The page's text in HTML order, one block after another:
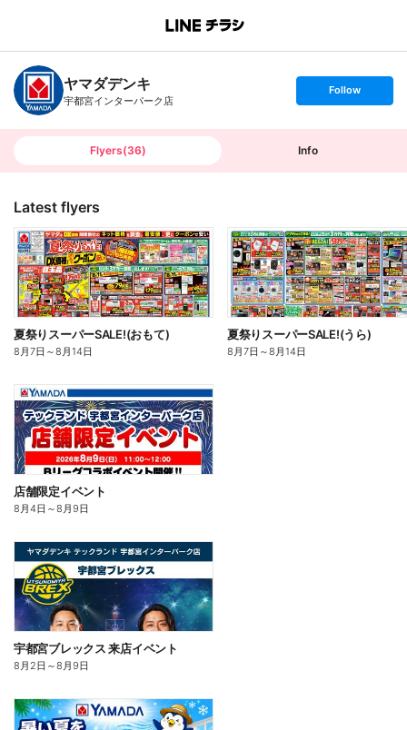
B
n
c
h
T
ヤマダデンキ
宇都宮インターパーク店
s
t
o
Follow
Flyers(36) Info
Latest flyers
夏祭りスーパーSALE!(おもて)
8月7日 ～8月14日
夏祭りスーパーSALE!(うら)
8月7日 ～8月14日
店舗限定イベント
8月4日 ～8月9日
宇都宮ブレックス 来店イベント
8月2日 ～8月9日